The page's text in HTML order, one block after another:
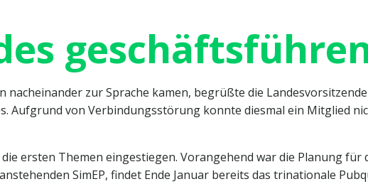
nacheinander zur Sprache kamen, begrüßte die
Aufgrund von Verbindungsstörung konnte diesmal ein Mitglied
ersten Themen eingestiegen. Vorangehend war die Planung
SimEP, findet Ende Januar bereits das trinationale